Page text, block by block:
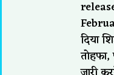
दिया